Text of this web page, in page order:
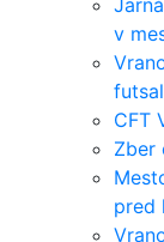
v
futsal
CFT
Zber
pred